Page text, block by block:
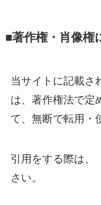
■著作権・肖像権
当サイトに記載さ
は、著作権法で定
て、無断で転用・
引用をする際は、
さい。